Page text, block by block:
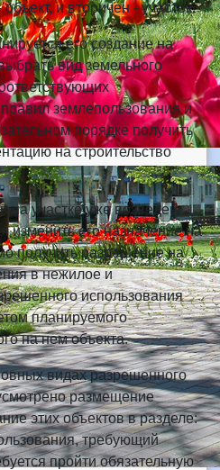
и вторичен - участок.
его создание на
вид земельного
землепользования и
порядке получить
на строительство
на участке уже возведен
изменить его назначение на
получить разрешение на
в нежилое и
использования
планируемого
на нем объекта.
видах разрешенного
размещение
этих объектов в разделе:
требующий
пройти обязательную